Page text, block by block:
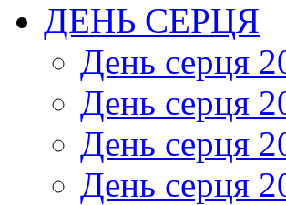
ДЕНЬ СЕРЦЯ
День серця
День серця
День серця
День серця